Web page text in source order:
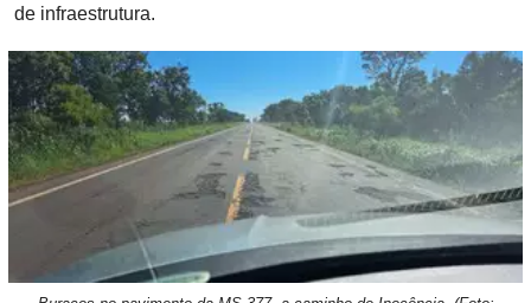
de infraestrutura.